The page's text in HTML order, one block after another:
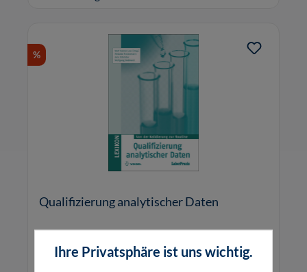
%
Qualifizierung analytischer Daten
Entwickler und Anwender analytischer
Ihre Privatsphäre ist uns wichtig.